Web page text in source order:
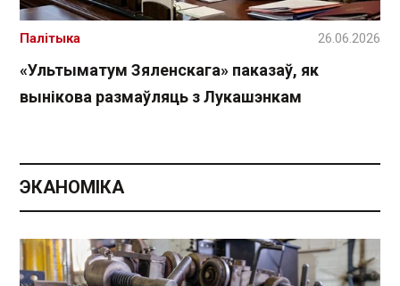
«Ультыматум Зяленскага» паказаў, як
вынікова размаўляць з Лукашэнкам
Палітыка 26.06.2026
ЭКАНОМІКА